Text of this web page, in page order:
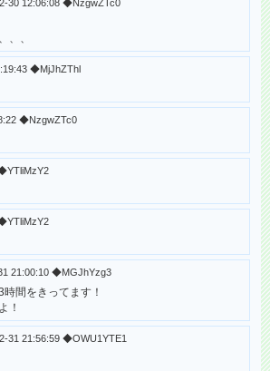
30 12:06:08 ◆NzgwZTc0
、、
◆MjJhZThl
◆NzgwZTc0
21:00:10 ◆MGJhYzg3
間をきってます！
！
31 21:56:59 ◆OWU1YTE1